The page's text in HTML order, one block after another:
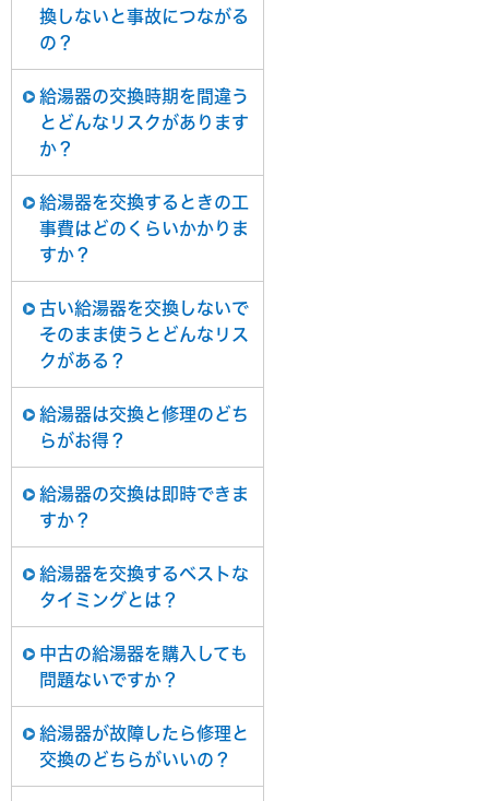
換しないと事故につながる
の？
給湯器の交換時期を間違う
とどんなリスクがあります
か？
給湯器を交換するときの工
事費はどのくらいかかりま
すか？
古い給湯器を交換しないで
そのまま使うとどんなリス
クがある？
給湯器は交換と修理のどち
らがお得？
給湯器の交換は即時できま
すか？
給湯器を交換するベストな
タイミングとは？
中古の給湯器を購入しても
問題ないですか？
給湯器が故障したら修理と
交換のどちらがいいの？